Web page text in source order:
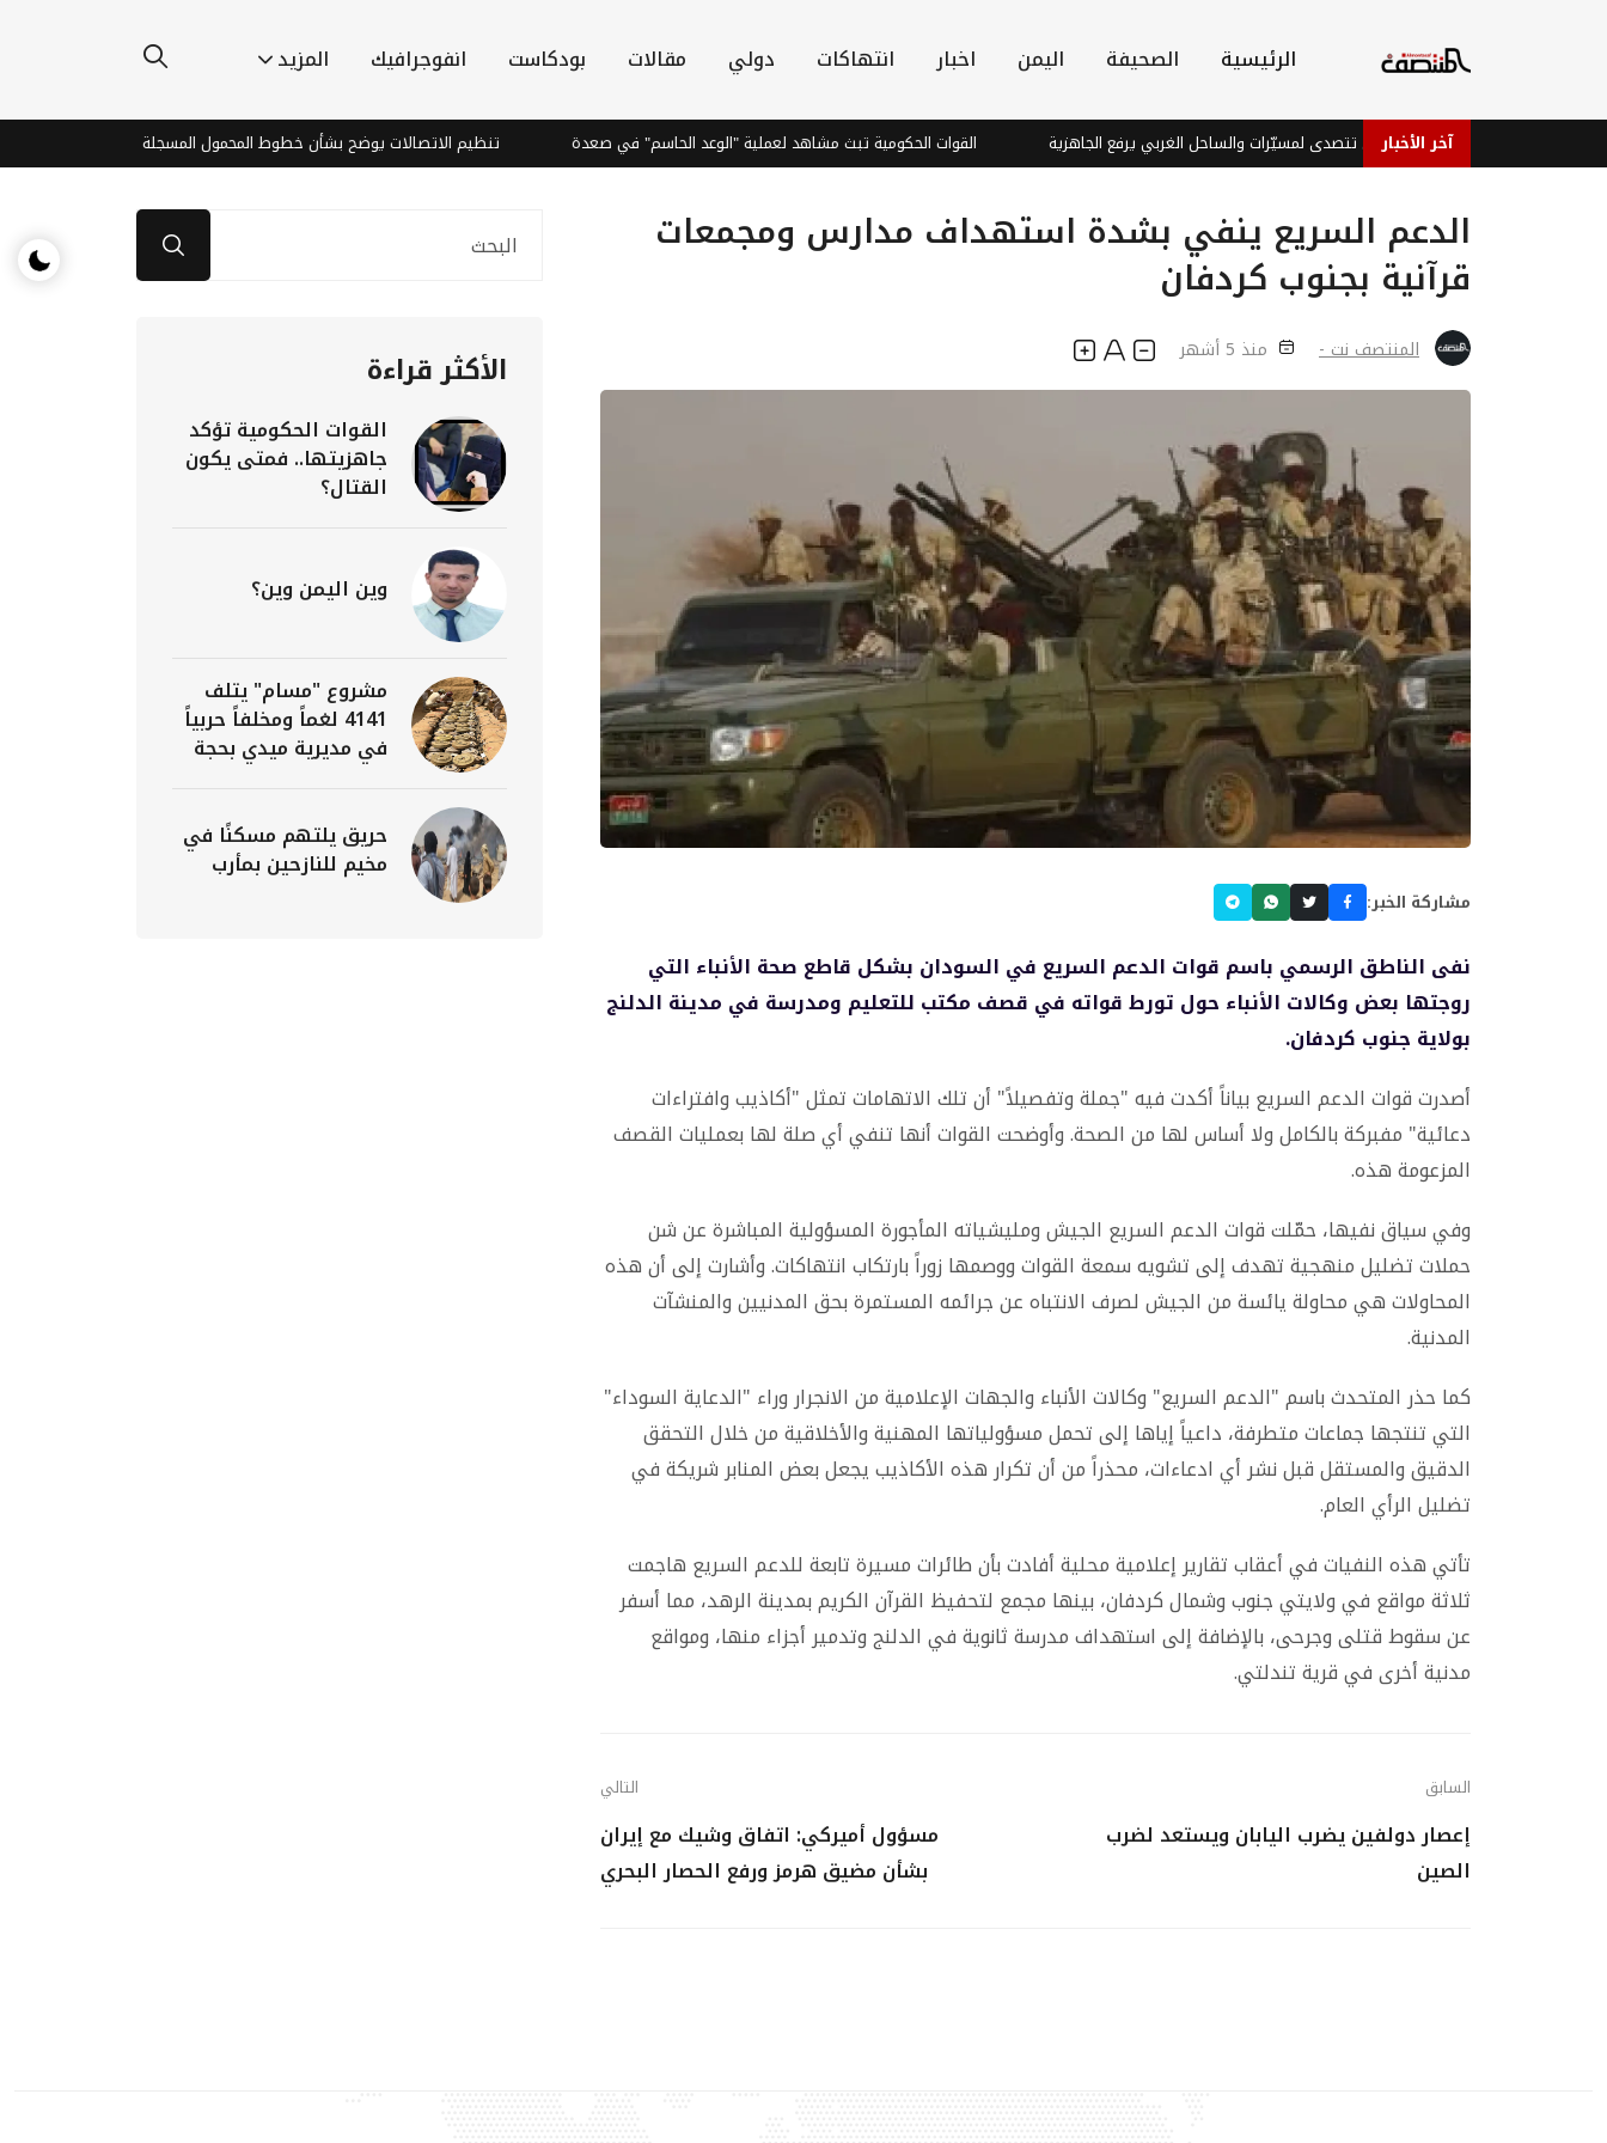
الرئيسية الصحيفة اليمن اخبار انتهاكات دولي مقالات بودكاست انفوجرافيك المزيد
آخر الأخبار
وميداني: دفاعات عدن تتصدى لمسيّرات والساحل الغربي يرفع الجاهزية القوات الحكومية تبث مشاهد لعملية "الوعد الحاسم" في صعدة تنظيم الاتصالات يوضح بشأن خطوط المحمول المسجلة بأسماء مواطنين دون علمهم
الدعم السريع ينفي بشدة استهداف مدارس ومجمعات
قرآنية بجنوب كردفان
المنتصف نت - منذ 5 أشهر
مشاركة الخبر:
نفى الناطق الرسمي باسم قوات الدعم السريع في السودان بشكل قاطع صحة الأنباء التي
روجتها بعض وكالات الأنباء حول تورط قواته في قصف مكتب للتعليم ومدرسة في مدينة الدلنج
بولاية جنوب كردفان.
أصدرت قوات الدعم السريع بياناً أكدت فيه "جملة وتفصيلاً" أن تلك الاتهامات تمثل "أكاذيب وافتراءات
دعائية" مفبركة بالكامل ولا أساس لها من الصحة. وأوضحت القوات أنها تنفي أي صلة لها بعمليات القصف
المزعومة هذه.
وفي سياق نفيها، حمّلت قوات الدعم السريع الجيش ومليشياته المأجورة المسؤولية المباشرة عن شن
حملات تضليل منهجية تهدف إلى تشويه سمعة القوات ووصمها زوراً بارتكاب انتهاكات. وأشارت إلى أن هذه
المحاولات هي محاولة يائسة من الجيش لصرف الانتباه عن جرائمه المستمرة بحق المدنيين والمنشآت
المدنية.
كما حذر المتحدث باسم "الدعم السريع" وكالات الأنباء والجهات الإعلامية من الانجرار وراء "الدعاية السوداء"
التي تنتجها جماعات متطرفة، داعياً إياها إلى تحمل مسؤولياتها المهنية والأخلاقية من خلال التحقق
الدقيق والمستقل قبل نشر أي ادعاءات، محذراً من أن تكرار هذه الأكاذيب يجعل بعض المنابر شريكة في
تضليل الرأي العام.
تأتي هذه النفيات في أعقاب تقارير إعلامية محلية أفادت بأن طائرات مسيرة تابعة للدعم السريع هاجمت
ثلاثة مواقع في ولايتي جنوب وشمال كردفان، بينها مجمع لتحفيظ القرآن الكريم بمدينة الرهد، مما أسفر
عن سقوط قتلى وجرحى، بالإضافة إلى استهداف مدرسة ثانوية في الدلنج وتدمير أجزاء منها، ومواقع
مدنية أخرى في قرية تندلتي.
السابق
إعصار دولفين يضرب اليابان ويستعد لضرب
الصين
التالي
مسؤول أميركي: اتفاق وشيك مع إيران
بشأن مضيق هرمز ورفع الحصار البحري
الأكثر قراءة
القوات الحكومية تؤكد
جاهزيتها.. فمتى يكون
القتال؟
وين اليمن وين؟
مشروع "مسام" يتلف
4141 لغماً ومخلفاً حربياً
في مديرية ميدي بحجة
حريق يلتهم مسكنًا في
مخيم للنازحين بمأرب